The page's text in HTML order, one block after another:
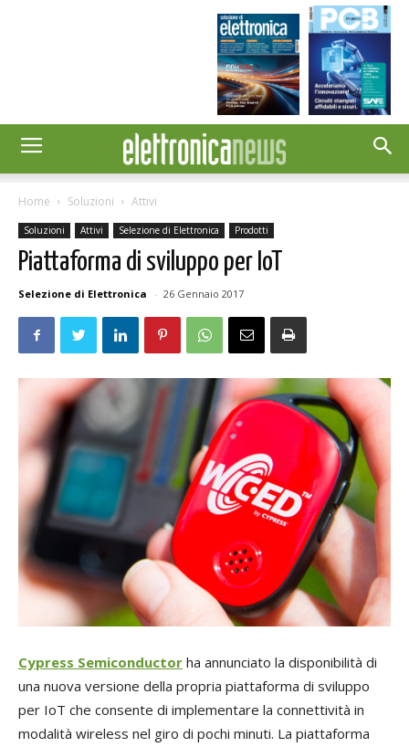
Home Soluzioni Attivi
Soluzioni Attivi Selezione di Elettronica Prodotti
Piattaforma di sviluppo per IoT
Selezione di Elettronica - 26 Gennaio 2017
Cypress Semiconductor ha annunciato la disponibilità di
una nuova versione della propria piattaforma di sviluppo
per IoT che consente di implementare la connettività in
modalità wireless nel giro di pochi minuti. La piattaforma